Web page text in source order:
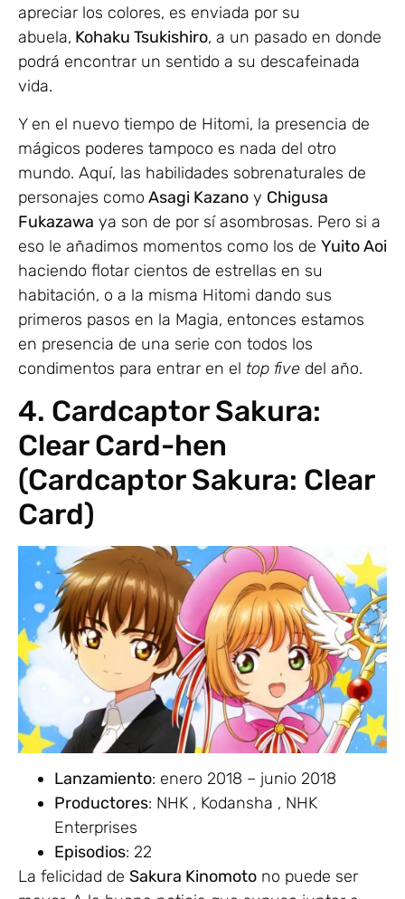
apreciar los colores, es enviada por su
abuela, Kohaku Tsukishiro, a un pasado en donde
podrá encontrar un sentido a su descafeinada
vida.
Y en el nuevo tiempo de Hitomi, la presencia de
mágicos poderes tampoco es nada del otro
mundo. Aquí, las habilidades sobrenaturales de
personajes como Asagi Kazano y Chigusa
Fukazawa ya son de por sí asombrosas. Pero si a
eso le añadimos momentos como los de Yuito Aoi
haciendo flotar cientos de estrellas en su
habitación, o a la misma Hitomi dando sus
primeros pasos en la Magia, entonces estamos
en presencia de una serie con todos los
condimentos para entrar en el top five del año.
4. Cardcaptor Sakura:
Clear Card-hen
(Cardcaptor Sakura: Clear
Card)
Lanzamiento: enero 2018 – junio 2018
Productores: NHK , Kodansha , NHK
Enterprises
Episodios: 22
La felicidad de Sakura Kinomoto no puede ser